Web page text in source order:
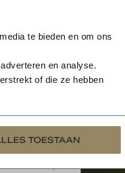
te bieden en om ons
en analyse.
of die ze hebben
TOESTAAN